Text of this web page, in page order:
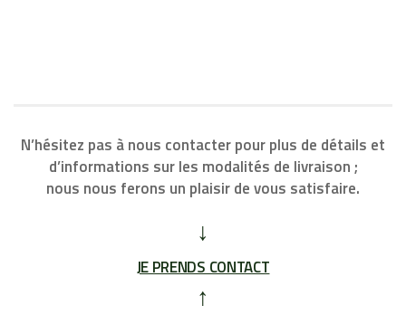
N’hésitez pas à nous contacter pour plus de détails et
d’informations sur les modalités de livraison ;
nous nous ferons un plaisir de vous satisfaire.
↓
JE PRENDS CONTACT
↑